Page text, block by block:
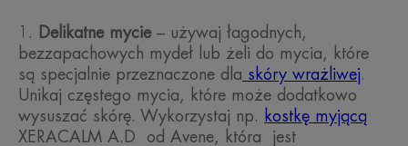
Delikatne mycie– używaj łagodnych,
bezzapachowych mydeł lub żeli do mycia, które
są specjalnie przeznaczone dla skóry wrażliwej.
Unikaj częstego mycia, które może dodatkowo
wysuszać skórę. Wykorzystaj np.
kostkę myjącą
XERACALM A.D od Avene, która jest